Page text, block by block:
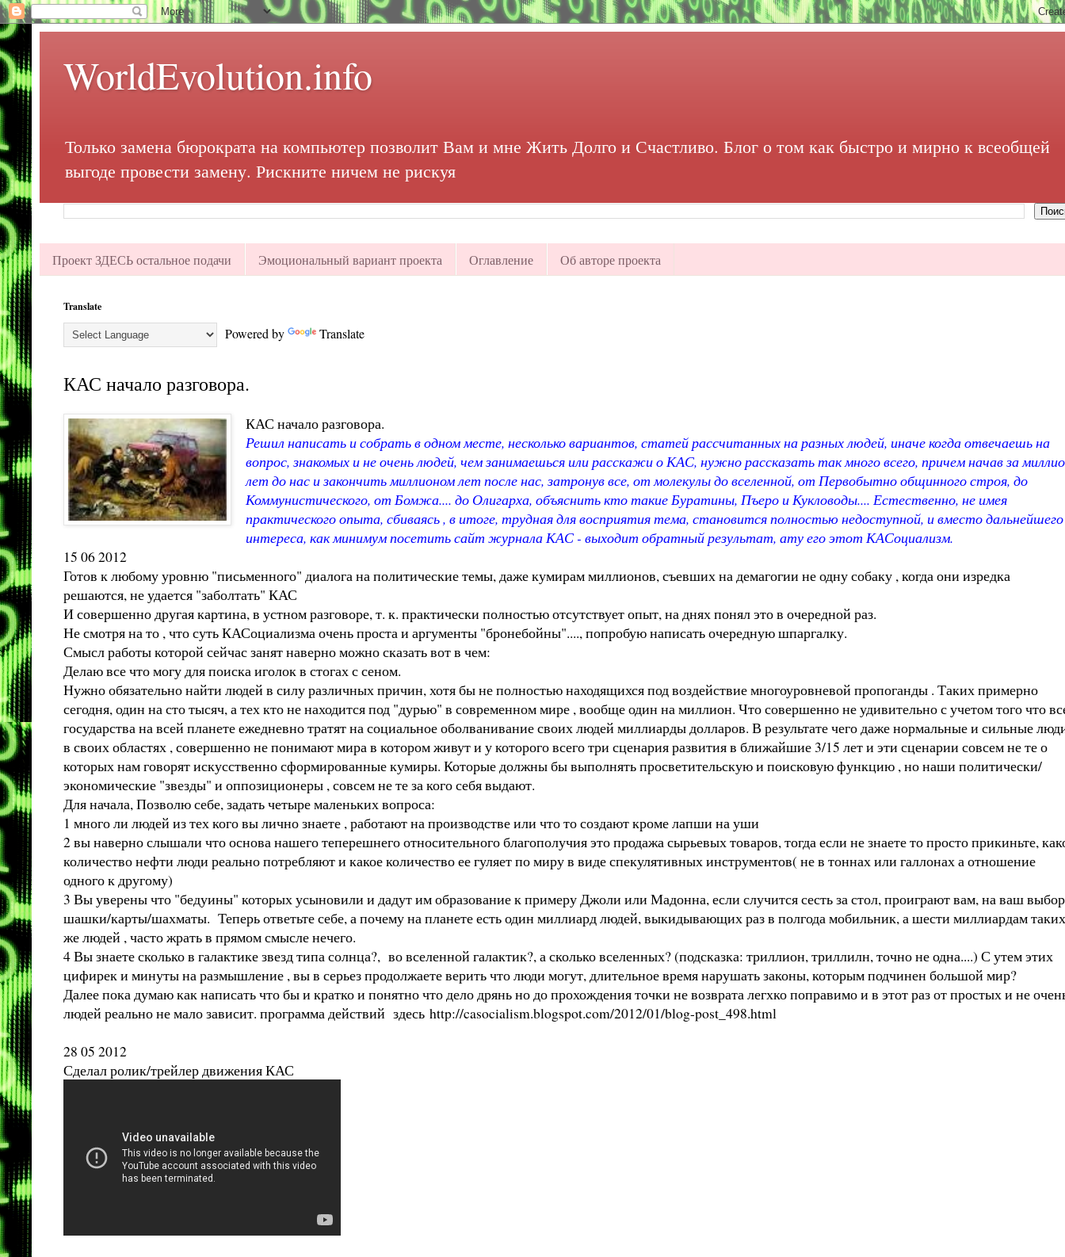
WorldEvolution.info
Только замена бюрократа на компьютер позволит Вам и мне Жить Долго и Счастливо. Блог о том как быстро и мирно к всеобщей
выгоде провести замену. Рискните ничем не рискуя
Проект ЗДЕСЬ остальное подачи Эмоциональный вариант проекта Оглавление Об авторе проекта
Translate
Powered by Translate
КАС начало разговора.
КАС начало разговора.
Решил написать и собрать в одном месте, несколько вариантов, статей рассчитанных на разных людей, иначе когда отвечаешь на
вопрос, знакомых и не очень людей, чем занимаешься или расскажи о КАС, нужно рассказать так много всего, причем начав за
лет до нас и закончить миллионом лет после нас, затронув все, от молекулы до вселенной, от Первобытно общинного строя, до
Коммунистического, от Бомжа.... до Олигарха, объяснить кто такие Буратины, Пъеро и Кукловоды.... Естественно, не имея
практического опыта, сбиваясь , в итоге, трудная для восприятия тема, становится полностью недоступной, и вместо дальнейшего
интереса, как минимум посетить сайт журнала КАС - выходит обратный результат, ату его этот КАСоциализм.
15 06 2012
Готов к любому уровню "письменного" диалога на политические темы, даже кумирам миллионов, съевших на демагогии не одну собаку , когда они изредка
решаются, не удается "заболтать" КАС
И совершенно другая картина, в устном разговоре, т. к. практически полностью отсутствует опыт, на днях понял это в очередной раз.
Не смотря на то , что суть КАСоциализма очень проста и аргументы "бронебойны"...., попробую написать очередную шпаргалку.
Смысл работы которой сейчас занят наверно можно сказать вот в чем:
Делаю все что могу для поиска иголок в стогах с сеном.
Нужно обязательно найти людей в силу различных причин, хотя бы не полностью находящихся под воздействие многоуровневой пропоганды . Таких примерно
сегодня, один на сто тысяч, а тех кто не находится под "дурью" в современном мире , вообще один на миллион. Что совершенно не удивительно с учетом того что
государства на всей планете ежедневно тратят на социальное оболванивание своих людей миллиарды долларов. В результате чего даже нормальные и сильные
в своих областях , совершенно не понимают мира в котором живут и у которого всего три сценария развития в ближайшие 3/15 лет и эти сценарии совсем не те о
которых нам говорят искусственно сформированные кумиры. Которые должны бы выполнять просветительскую и поисковую функцию , но наши политически/
экономические "звезды" и оппозиционеры , совсем не те за кого себя выдают.
Для начала, Позволю себе, задать четыре маленьких вопроса:
1 много ли людей из тех кого вы лично знаете , работают на производстве или что то создают кроме лапши на уши
2 вы наверно слышали что основа нашего теперешнего относительного благополучия это продажа сырьевых товаров, тогда если не знаете то просто прикиньте,
количество нефти люди реально потребляют и какое количество ее гуляет по миру в виде спекулятивных инструментов( не в тоннах или галлонах а отношение
одного к другому)
3 Вы уверены что "бедуины" которых усыновили и дадут им образование к примеру Джоли или Мадонна, если случится сесть за стол, проиграют вам, на ваш
шашки/карты/шахматы. Теперь ответьте себе, а почему на планете есть один миллиард людей, выкидывающих раз в полгода мобильник, а шести миллиардам таких
же людей , часто жрать в прямом смысле нечего.
4 Вы знаете сколько в галактике звезд типа солнца?, во вселенной галактик?, а сколько вселенных? (подсказка: триллион, триллилн, точно не одна....) С утем этих
цифирек и минуты на размышление , вы в серьез продолжаете верить что люди могут, длительное время нарушать законы, которым подчинен большой мир?
Далее пока думаю как написать что бы и кратко и понятно что дело дрянь но до прохождения точки не возврата легхко поправимо и в этот раз от простых и не
людей реально не мало зависит. программа действий здесь http://casocialism.blogspot.com/2012/01/blog-post_498.html
28 05 2012
Сделал ролик/трейлер движения КАС